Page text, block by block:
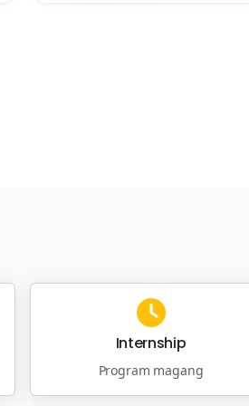
Internship
Program magang